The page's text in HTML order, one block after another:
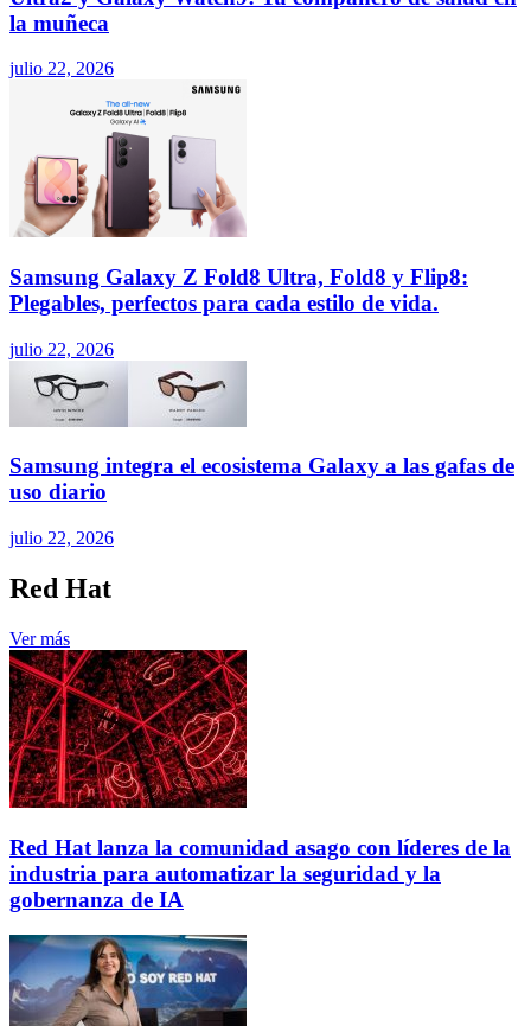
la muñeca
julio 22, 2026
Samsung Galaxy Z Fold8 Ultra, Fold8 y Flip8:
Plegables, perfectos para cada estilo de vida.
julio 22, 2026
Samsung integra el ecosistema Galaxy a las gafas de
uso diario
julio 22, 2026
Red Hat
Ver más
Red Hat lanza la comunidad asago con líderes de la
industria para automatizar la seguridad y la
gobernanza de IA